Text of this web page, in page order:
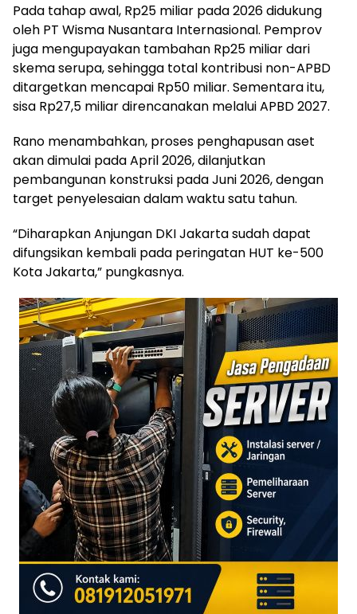
Pada tahap awal, Rp25 miliar pada 2026 didukung
oleh PT Wisma Nusantara Internasional. Pemprov
juga mengupayakan tambahan Rp25 miliar dari
skema serupa, sehingga total kontribusi non-APBD
ditargetkan mencapai Rp50 miliar. Sementara itu,
sisa Rp27,5 miliar direncanakan melalui APBD 2027.
Rano menambahkan, proses penghapusan aset
akan dimulai pada April 2026, dilanjutkan
pembangunan konstruksi pada Juni 2026, dengan
target penyelesaian dalam waktu satu tahun.
“Diharapkan Anjungan DKI Jakarta sudah dapat
difungsikan kembali pada peringatan HUT ke-500
Kota Jakarta,” pungkasnya.